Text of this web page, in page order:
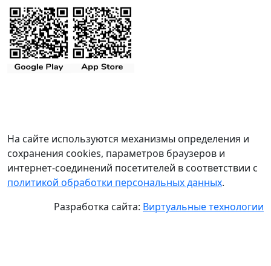
На сайте используются механизмы определения и
сохранения cookies, параметров браузеров и
интернет-соединений посетителей в соответствии с
политикой обработки персональных данных.
Разработка сайта: Виртуальные технологии